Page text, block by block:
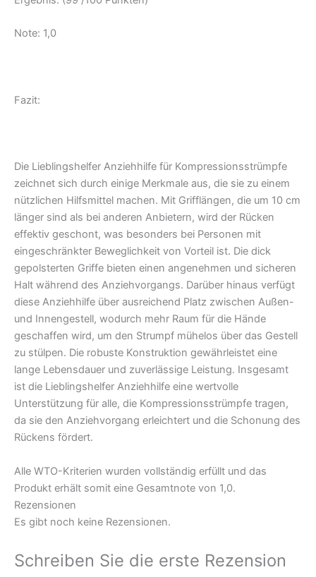
Note: 1,0
Fazit:
Die Lieblingshelfer Anziehhilfe für Kompressionsstrümpfe
zeichnet sich durch einige Merkmale aus, die sie zu einem
nützlichen Hilfsmittel machen. Mit Grifflängen, die um 10 cm
länger sind als bei anderen Anbietern, wird der Rücken
effektiv geschont, was besonders bei Personen mit
eingeschränkter Beweglichkeit von Vorteil ist. Die dick
gepolsterten Griffe bieten einen angenehmen und sicheren
Halt während des Anziehvorgangs. Darüber hinaus verfügt
diese Anziehhilfe über ausreichend Platz zwischen Außen-
und Innengestell, wodurch mehr Raum für die Hände
geschaffen wird, um den Strumpf mühelos über das Gestell
zu stülpen. Die robuste Konstruktion gewährleistet eine
lange Lebensdauer und zuverlässige Leistung. Insgesamt
ist die Lieblingshelfer Anziehhilfe eine wertvolle
Unterstützung für alle, die Kompressionsstrümpfe tragen,
da sie den Anziehvorgang erleichtert und die Schonung des
Rückens fördert.
Alle WTO-Kriterien wurden vollständig erfüllt und das
Produkt erhält somit eine Gesamtnote von 1,0.
Rezensionen
Es gibt noch keine Rezensionen.
Schreiben Sie die erste Rezension